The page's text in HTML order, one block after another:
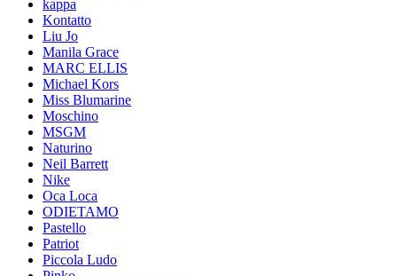
kappa
Kontatto
Liu Jo
Manila Grace
MARC ELLIS
Michael Kors
Miss Blumarine
Moschino
MSGM
Naturino
Neil Barrett
Nike
Oca Loca
ODIETAMO
Pastello
Patriot
Piccola Ludo